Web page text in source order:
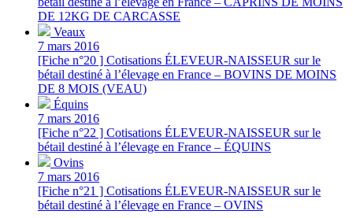
DE 12KG DE CARCASSE
Veaux
7 mars 2016
[Fiche n°20 ] Cotisations ÉLEVEUR-NAISSEUR sur le
bétail destiné à l’élevage en France – BOVINS DE MOINS
DE 8 MOIS (VEAU)
Équins
7 mars 2016
[Fiche n°22 ] Cotisations ÉLEVEUR-NAISSEUR sur le
bétail destiné à l’élevage en France – ÉQUINS
Ovins
7 mars 2016
[Fiche n°21 ] Cotisations ÉLEVEUR-NAISSEUR sur le
bétail destiné à l’élevage en France – OVINS